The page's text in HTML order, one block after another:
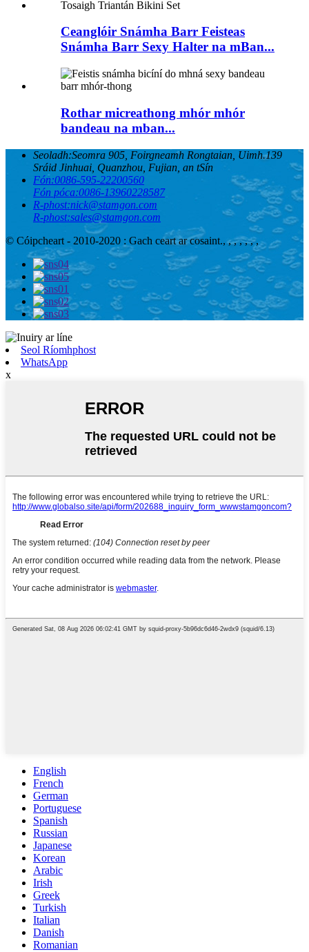
Ceanglóir Snámha Barr Feisteas
Snámha Barr Sexy Halter na mBan...
Rothar micreathong mhór mhór
bandeau na mban...
Seoladh:Seomra 905, Foirgneamh Rongtaian, Uimh.139
Sráid Jinhuai, Quanzhou, Fujian, an tSín
Fón:0086-595-22200560
Fón póca:0086-13960228587
R-phost:nick@stamgon.com
R-phost:sales@stamgon.com
© Cóipcheart - 2010-2020 : Gach ceart ar cosaint., , , , , , ,
Seol Ríomhphost
WhatsApp
x
English
French
German
Portuguese
Spanish
Russian
Japanese
Korean
Arabic
Irish
Greek
Turkish
Italian
Danish
Romanian